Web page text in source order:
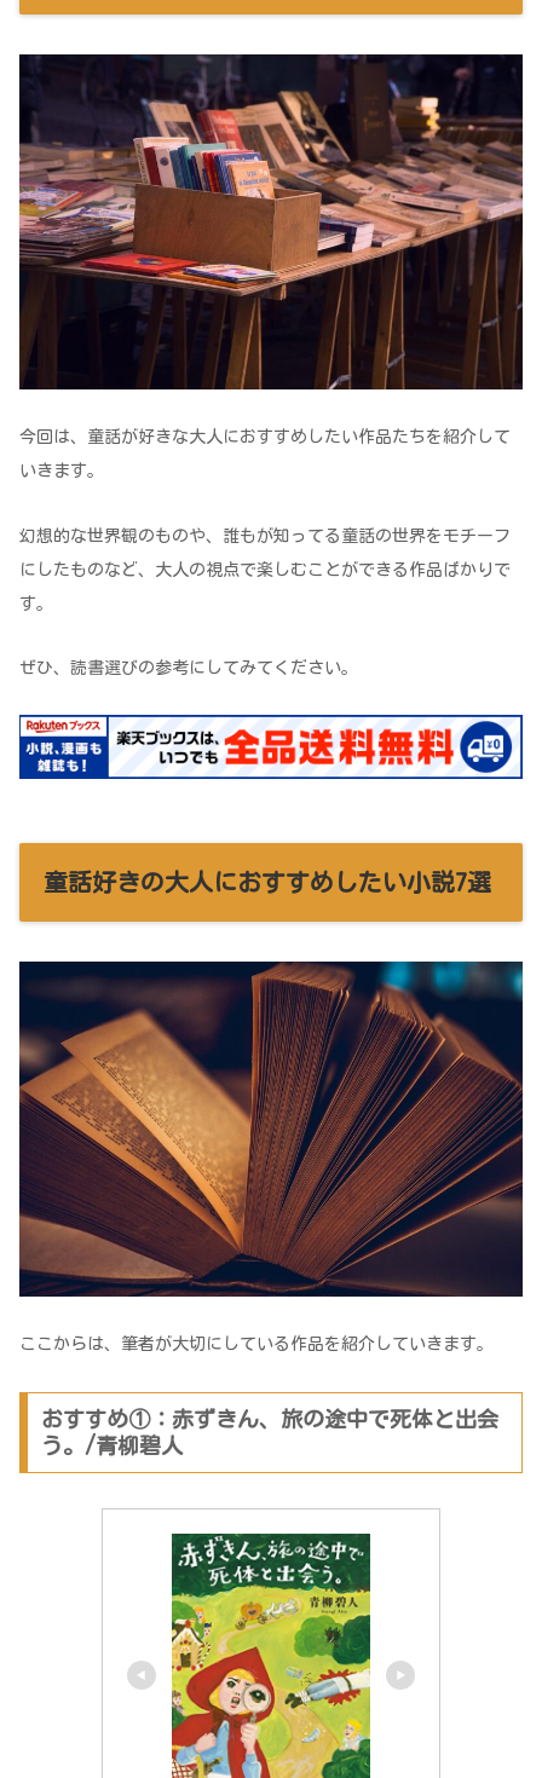
今回は、童話が好きな大人におすすめしたい作品たちを紹介して
いきます。
幻想的な世界観のものや、誰もが知ってる童話の世界をモチーフ
にしたものなど、大人の視点で楽しむことができる作品ばかりで
す。
ぜひ、読書選びの参考にしてみてください。
童話好きの大人におすすめしたい小説7選
ここからは、筆者が大切にしている作品を紹介していきます。
おすすめ①：赤ずきん、旅の途中で死体と出会
う。/青柳碧人